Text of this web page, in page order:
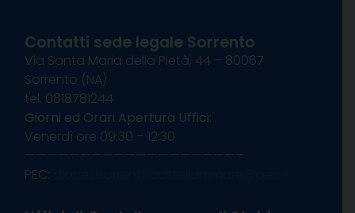
Contatti sede legale Sorrento
Via Santa Maria della Pietà, 44 – 80067
Sorrento (NA)
tel. 0818781244
Giorni ed Orari Apertura Uffici:
Venerdì ore 09:30 – 12:30
———————————————————–
PEC: